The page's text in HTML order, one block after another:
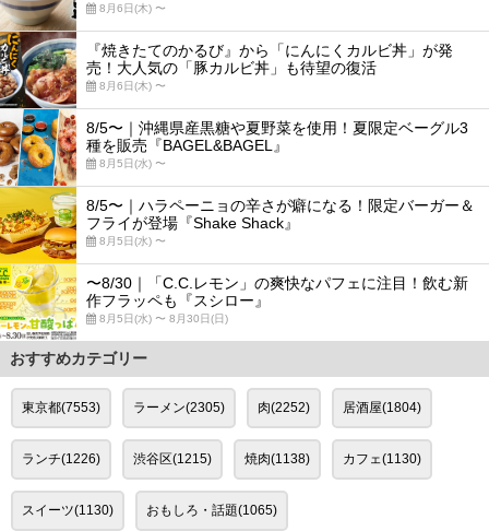
8月6日(木) 〜
『焼きたてのかるび』から「にんにくカルビ丼」が発
売！大人気の「豚カルビ丼」も待望の復活
8月6日(木) 〜
8/5〜｜沖縄県産黒糖や夏野菜を使用！夏限定ベーグル3
種を販売『BAGEL&BAGEL』
8月5日(水) 〜
8/5〜｜ハラペーニョの辛さが癖になる！限定バーガー＆
フライが登場『Shake Shack』
8月5日(水) 〜
〜8/30｜「C.C.レモン」の爽快なパフェに注目！飲む新
作フラッペも『スシロー』
8月5日(水) 〜 8月30日(日)
おすすめカテゴリー
東京都(7553) ラーメン(2305) 肉(2252) 居酒屋(1804)
ランチ(1226) 渋谷区(1215) 焼肉(1138) カフェ(1130)
スイーツ(1130) おもしろ・話題(1065)